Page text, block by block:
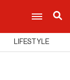
LIFESTYLE